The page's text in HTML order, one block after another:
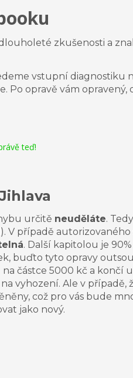
zkušenosti a
vstupní diagnostiku
Po opravě vám
teď!
určitě neuděláte.
V případě
. Další kapitolou je
buďto tyto opravy
částce 5000 kč a končí
vyhození. Ale v případě,
což pro vás bude
jako nový.